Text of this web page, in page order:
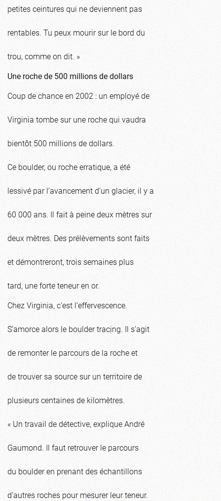
petites ceintures qui ne deviennent pas
rentables. Tu peux mourir sur le bord du
trou, comme on dit. »
Une roche de 500 millions de dollars
Coup de chance en 2002 : un employé de
Virginia tombe sur une roche qui vaudra
bientôt 500 millions de dollars.
Ce boulder, ou roche erratique, a été
lessivé par l’avancement d’un glacier, il y a
60 000 ans. Il fait à peine deux mètres sur
deux mètres. Des prélèvements sont faits
et démontreront, trois semaines plus
tard, une forte teneur en or.
Chez Virginia, c’est l’effervescence.
S’amorce alors le boulder tracing. Il s’agit
de remonter le parcours de la roche et
de trouver sa source sur un territoire de
plusieurs centaines de kilomètres.
« Un travail de détective, explique André
Gaumond. Il faut retrouver le parcours
du boulder en prenant des échantillons
d’autres roches pour mesurer leur teneur.